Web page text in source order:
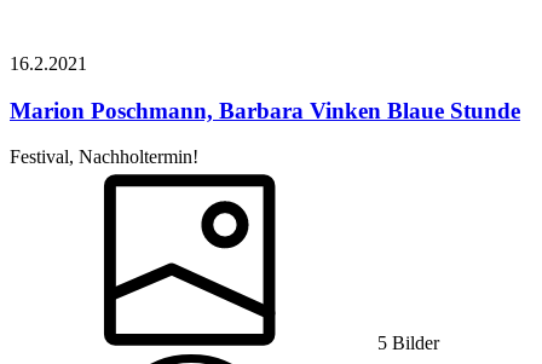
16.2.2021
Marion Poschmann, Barbara Vinken Blaue Stunde
Festival, Nachholtermin!
5 Bilder